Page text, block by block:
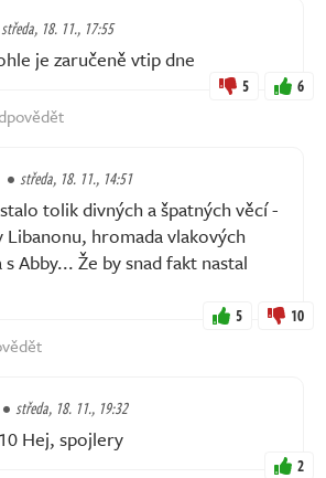
středa, 18. 11., 17:55
je zaručeně vtip dne
5 6
středa, 18. 11., 14:51
tolik divných a špatných věcí -
hromada vlakových
Abby... Že by snad fakt nastal
5 10
středa, 18. 11., 19:32
Hej, spojlery
2